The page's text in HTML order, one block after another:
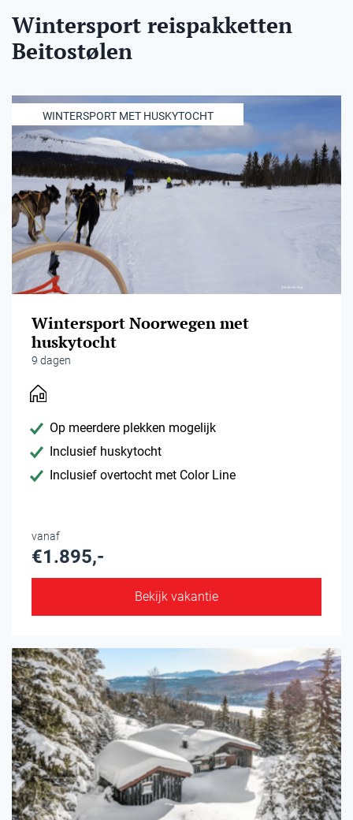
Wintersport reispakketten
Beitostølen
WINTERSPORT MET HUSKYTOCHT
Wintersport Noorwegen met
huskytocht
9 dagen
Op meerdere plekken mogelijk
Inclusief huskytocht
Inclusief overtocht met Color Line
vanaf
€1.895,-
Bekijk vakantie